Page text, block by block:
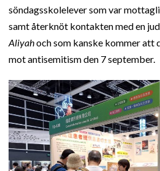
söndagsskolelever som var
samt återknöt kontakten med en
Aliyahoch som kanske kommer att
mot antisemitism den 7 september.